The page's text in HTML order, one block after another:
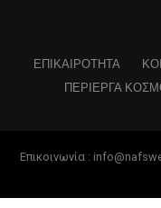
ΕΠΙΚΑΙΡΟΤΗΤΑ
ΠΕΡΙΕΡΓΑ
Επικοινωνία :